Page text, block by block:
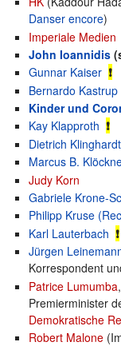
Danser encore)
Imperiale Medien
John Ioannidis
Gunnar Kaiser ❗
Bernardo Kastrup
Kinder und
Kay Klapproth ❗
Dietrich Klinghardt
Marcus B.
Judy Korn
Gabriele Krone-
Philipp Kruse
Karl Lauterbach ❗
Jürgen
Korrespondent
Patrice Lumumba
Premierminister
Demokratische
Robert Malone